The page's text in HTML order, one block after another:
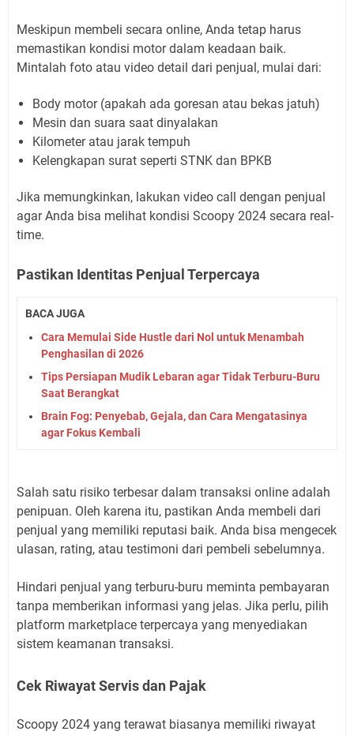
Meskipun membeli secara online, Anda tetap harus
memastikan kondisi motor dalam keadaan baik.
Mintalah foto atau video detail dari penjual, mulai dari:
Body motor (apakah ada goresan atau bekas jatuh)
Mesin dan suara saat dinyalakan
Kilometer atau jarak tempuh
Kelengkapan surat seperti STNK dan BPKB
Jika memungkinkan, lakukan video call dengan penjual
agar Anda bisa melihat kondisi Scoopy 2024 secara real-
time.
Pastikan Identitas Penjual Terpercaya
BACA JUGA
Cara Memulai Side Hustle dari Nol untuk Menambah
Penghasilan di 2026
Tips Persiapan Mudik Lebaran agar Tidak Terburu-Buru
Saat Berangkat
Brain Fog: Penyebab, Gejala, dan Cara Mengatasinya
agar Fokus Kembali
Salah satu risiko terbesar dalam transaksi online adalah
penipuan. Oleh karena itu, pastikan Anda membeli dari
penjual yang memiliki reputasi baik. Anda bisa mengecek
ulasan, rating, atau testimoni dari pembeli sebelumnya.
Hindari penjual yang terburu-buru meminta pembayaran
tanpa memberikan informasi yang jelas. Jika perlu, pilih
platform marketplace terpercaya yang menyediakan
sistem keamanan transaksi.
Cek Riwayat Servis dan Pajak
Scoopy 2024 yang terawat biasanya memiliki riwayat